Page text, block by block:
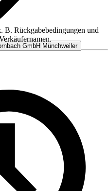
GmbH Münchweiler
B. Rückgabebedingungen und